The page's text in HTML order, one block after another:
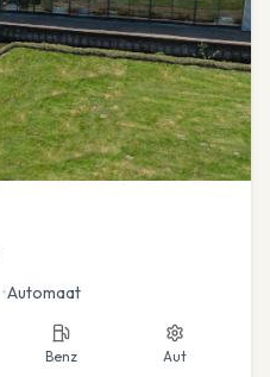
•Automaat
Benz Aut